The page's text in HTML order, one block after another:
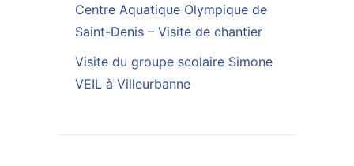
Centre Aquatique Olympique de
Saint-Denis – Visite de chantier
Visite du groupe scolaire Simone
VEIL à Villeurbanne